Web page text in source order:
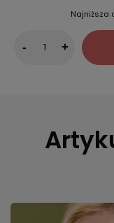
Najniższa
- +